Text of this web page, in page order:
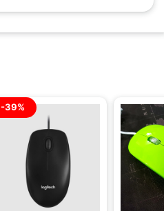
-39%